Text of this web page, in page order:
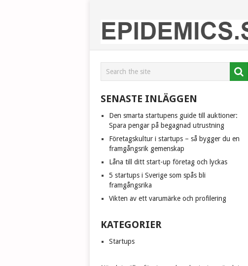
SENASTE INLÄGGEN
Den smarta startupens guide till auktioner:
Spara pengar på begagnad utrustning
Företagskultur i startups – så bygger du en
framgångsrik gemenskap
Låna till ditt start-up företag och lyckas
5 startups i Sverige som spås bli
framgångsrika
Vikten av ett varumärke och profilering
KATEGORIER
Startups